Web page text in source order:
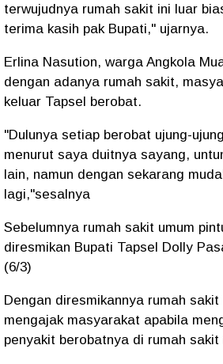
terwujudnya rumah sakit ini luar
terima kasih pak Bupati," ujarnya.
Erlina Nasution, warga Angkola
dengan adanya rumah sakit,
keluar Tapsel berobat.
"Dulunya setiap berobat ujung-
menurut saya duitnya sayang,
lain, namun dengan sekarang
lagi,"sesalnya
Sebelumnya rumah sakit umum
diresmikan Bupati Tapsel Dolly
(6/3)
Dengan diresmikannya rumah
mengajak masyarakat apabila
penyakit berobatnya di rumah